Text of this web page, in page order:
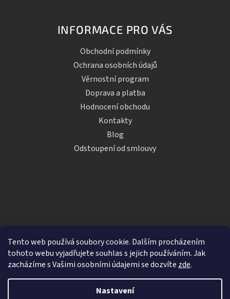
Tento web používá soubory cookie. Dalším procházením
tohoto webu vyjadřujete souhlas s jejich používáním. Jak
zacházíme s Vašimi osobními údajemi se dozvíte zde.
Nastavení
INFORMACE PRO VÁS
Obchodní podmínky
Ochrana osobních údajů
Věrnostní program
Doprava a platba
Hodnocení obchodu
Kontakty
Blog
Odstoupení od smlouvy
Vytvořil Shoptet